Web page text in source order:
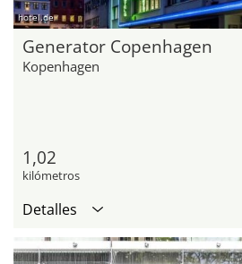
hotel.de
Generator Copenhagen
Kopenhagen
1,02
kilómetros
Detalles